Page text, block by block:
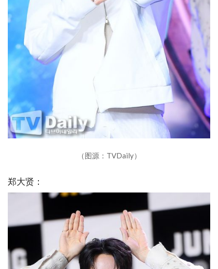
（图源：TVDaily）
郑大贤：